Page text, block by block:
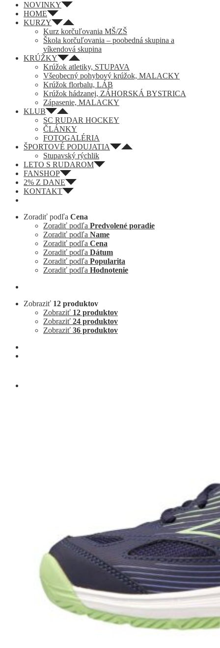
NOVINKY
HOME
KURZY
Kurz korčuľovania MŠ/ZŠ
Škola korčuľovania – poobedná skupina a
víkendová skupina
KRÚŽKY
Krúžok atletiky, STUPAVA
Všeobecný pohybový krúžok, MALACKY
Krúžok florbalu, LÁB
Krúžok hádzanej, ZÁHORSKÁ BYSTRICA
Zápasenie, MALACKY
KLUB
SC RUDAR HOCKEY
ČLÁNKY
FOTOGALÉRIA
ŠPORTOVÉ PODUJATIA
Stupavský rýchlik
LETO S RUDAROM
FANSHOP
2% Z DANE
KONTAKT
Zoradiť podľa Cena
Zoradiť podľa Predvolené poradie
Zoradiť podľa Name
Zoradiť podľa Cena
Zoradiť podľa Dátum
Zoradiť podľa Popularita
Zoradiť podľa Hodnotenie
Zobraziť 12 produktov
Zobraziť 12 produktov
Zobraziť 24 produktov
Zobraziť 36 produktov